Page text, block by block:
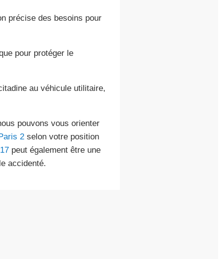
précise des besoins pour
pour protéger le
au véhicule utilitaire,
pouvons vous orienter
2selon votre position
peut également être une
accidenté.